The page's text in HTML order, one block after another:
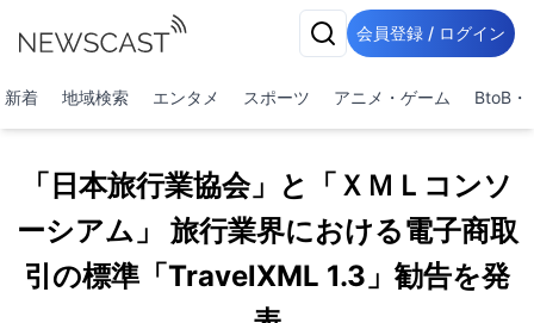
会員登録 / ログイン
新着 地域検索 エンタメ スポーツ アニメ・ゲーム BtoB・
「日本旅行業協会」と「ＸＭＬコンソ
ーシアム」 旅行業界における電子商取
引の標準「TravelXML 1.3」勧告を発